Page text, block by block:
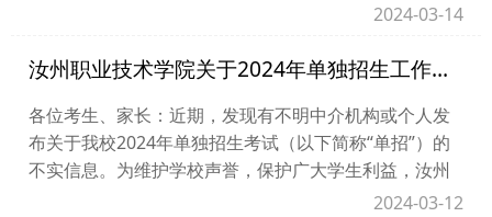
2024-03-14
汝州职业技术学院关于2024年单独招生工作的严正声明
各位考生、家长：近期，发现有不明中介机构或个人发
布关于我校2024年单独招生考试（以下简称“单招”）的
不实信息。为维护学校声誉，保护广大学生利益，汝州
职业技术学院郑重声明如下：1.我校单招工作在...2024-03-12